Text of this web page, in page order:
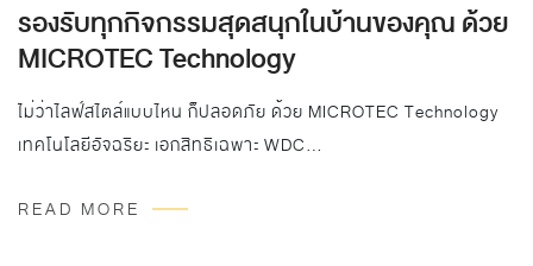
รองรับทุกกิจกรรมสุดสนุกในบ้านของคุณ ด้วย
MICROTEC Technology
ไม่ว่าไลฟ์สไตล์แบบไหน ก็ปลอดภัย ด้วย MICROTEC Technology
เทคโนโลยีอัจฉริยะ เอกสิทธิเฉพาะ WDC…
READ MORE